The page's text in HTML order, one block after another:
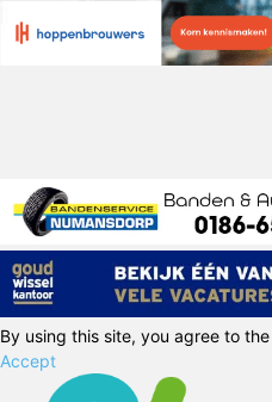
By using this site, you agree to the
Accept